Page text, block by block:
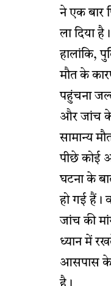
ने एक बार
ला दिया है।
हालांकि,
मौत के
पहुंचना
और जांच के
सामान्य
पीछे कोई
घटना के
हो गई हैं।
जांच की
ध्यान में
आसपास के